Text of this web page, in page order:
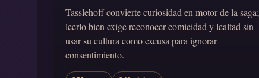
Tasslehoff convierte curiosidad en motor de la saga;
leerlo bien exige reconocer comicidad y lealtad sin
usar su cultura como excusa para ignorar
consentimiento.